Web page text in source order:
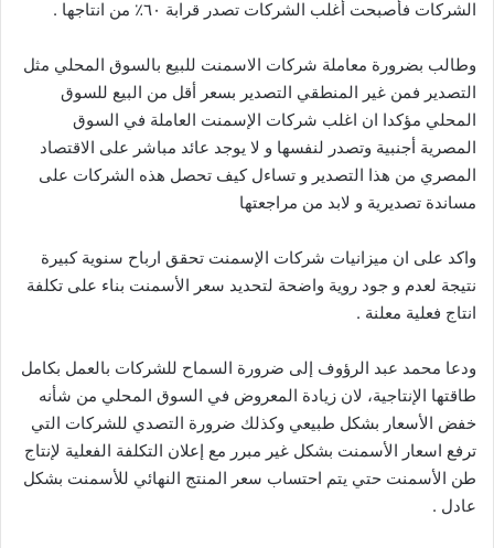
الشركات فأصبحت أغلب الشركات تصدر قرابة ٦٠٪؜ من انتاجها .
وطالب بضرورة معاملة شركات الاسمنت للبيع بالسوق المحلي مثل
التصدير فمن غير المنطقي التصدير بسعر أقل من البيع للسوق
المحلي مؤكدا ان اغلب شركات الإسمنت العاملة في السوق
المصرية أجنبية وتصدر لنفسها و لا يوجد عائد مباشر على الاقتصاد
المصري من هذا التصدير و تساءل كيف تحصل هذه الشركات على
مساندة تصديرية و لابد من مراجعتها
واكد على ان ميزانيات شركات الإسمنت تحقق ارباح سنوية كبيرة
نتيجة لعدم و جود روية واضحة لتحديد سعر الأسمنت بناء على تكلفة
انتاج فعلية معلنة .
ودعا محمد عبد الرؤوف إلى ضرورة السماح للشركات بالعمل بكامل
طاقتها الإنتاجية، لان زيادة المعروض في السوق المحلي من شأنه
خفض الأسعار بشكل طبيعي وكذلك ضرورة التصدي للشركات التي
ترفع اسعار الأسمنت بشكل غير مبرر مع إعلان التكلفة الفعلية لإنتاج
طن الأسمنت حتي يتم احتساب سعر المنتج النهائي للأسمنت بشكل
عادل .